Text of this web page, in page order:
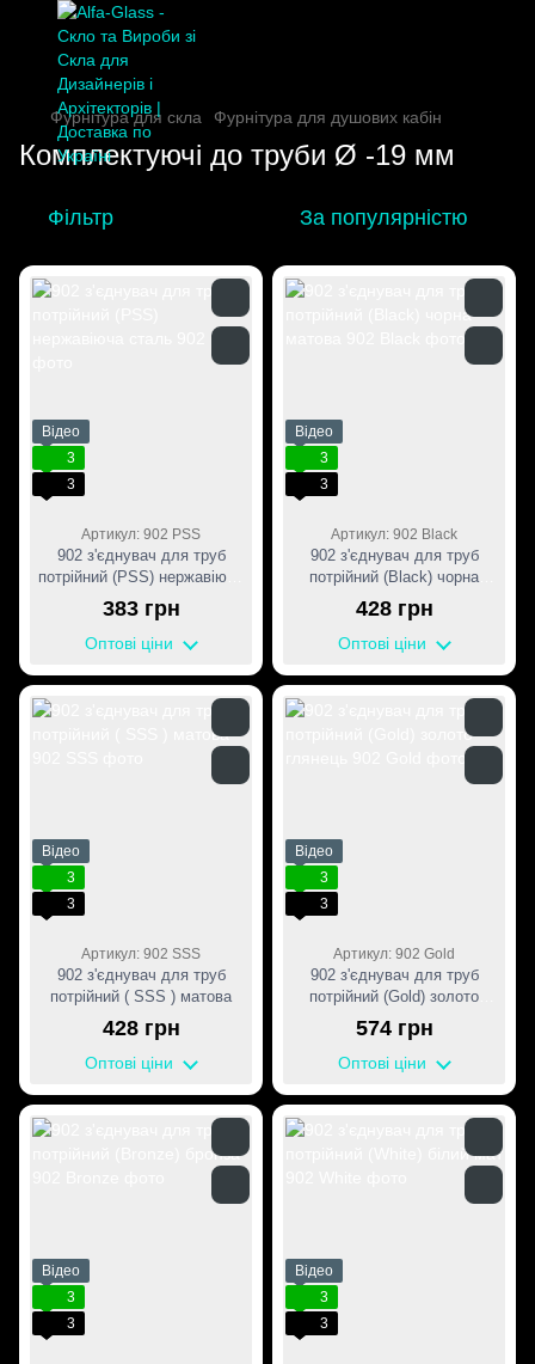
Фурнітура для скла Фурнітура для душових кабін
Комплектуючі до труби Ø -19 мм
Фільтр За популярністю
Відео
3
3
Артикул: 902 PSS
902 з'єднувач для труб
потрійний (PSS) нержавіюча
сталь
383 грн
Оптові ціни
Відео
3
3
Артикул: 902 Black
902 з'єднувач для труб
потрійний (Black) чорна
матова
428 грн
Оптові ціни
Відео
3
3
Артикул: 902 SSS
902 з'єднувач для труб
потрійний ( SSS ) матова
428 грн
Оптові ціни
Відео
3
3
Артикул: 902 Gold
902 з'єднувач для труб
потрійний (Gold) золото
глянець
574 грн
Оптові ціни
Відео
3
3
Відео
3
3